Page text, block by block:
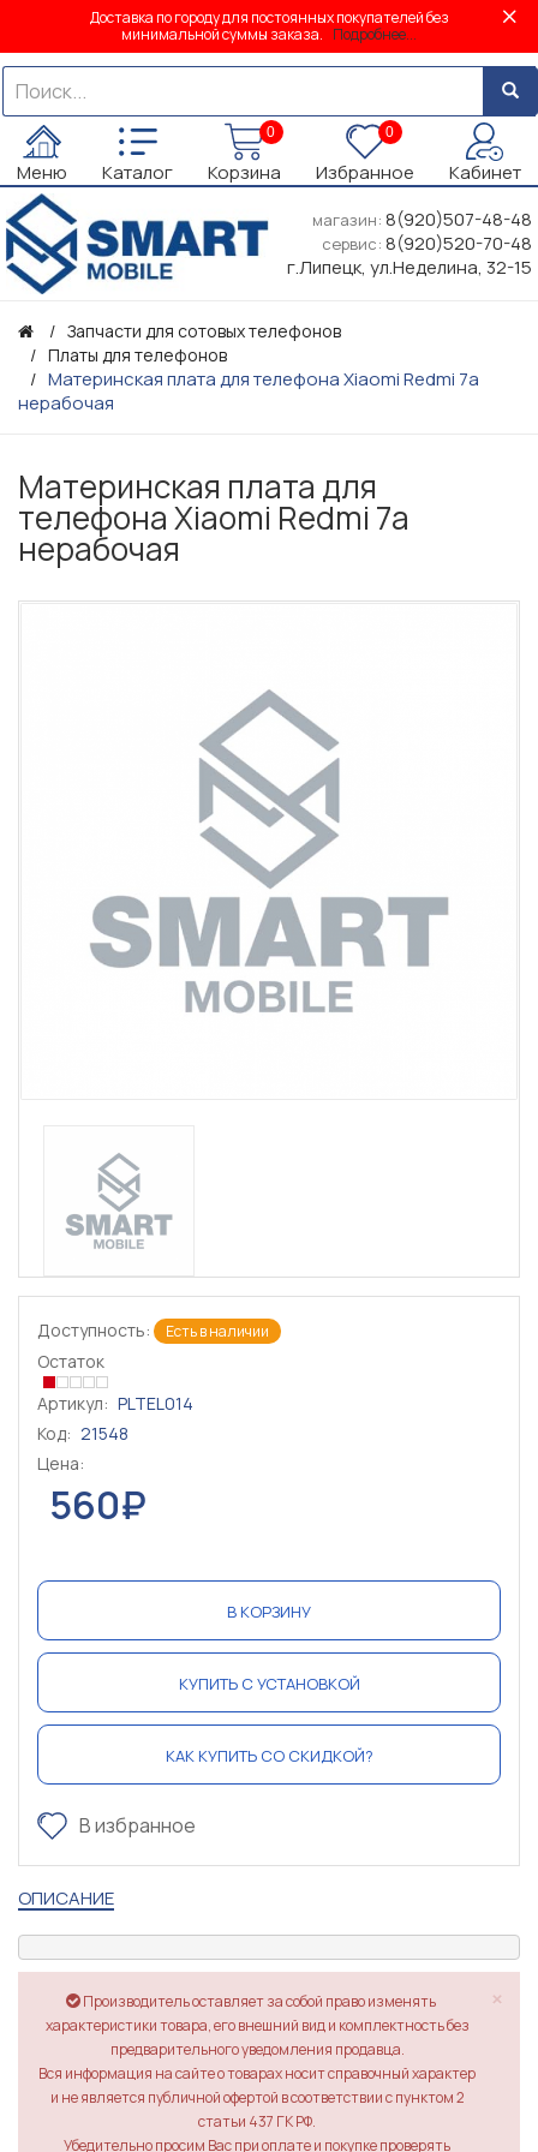
Доставка по городу для постоянных покупателей без
минимальной суммы заказа. Подробнее...
Меню Каталог
0
Корзина
0
Избранное Кабинет
магазин: 8(920)507-48-48
сервис: 8(920)520-70-48
г.Липецк, ул.Неделина, 32-15
Запчасти для сотовых телефонов
Платы для телефонов
Материнская плата для телефона Xiaomi Redmi 7a
нерабочая
Материнская плата для
телефона Xiaomi Redmi 7a
нерабочая
Доступность: Есть в наличии
Остаток
Артикул: PLTEL014
Код: 21548
Цена:
560₽
В КОРЗИНУ
КУПИТЬ С УСТАНОВКОЙ
КАК КУПИТЬ СО СКИДКОЙ?
В избранное
ОПИСАНИЕ
×
Производитель оставляет за собой право изменять
характеристики товара, его внешний вид и комплектность без
предварительного уведомления продавца.
Вся информация на сайте о товарах носит справочный характер
и не является публичной офертой в соответствии с пунктом 2
статьи 437 ГК РФ.
Убедительно просим Вас при оплате и покупке проверять